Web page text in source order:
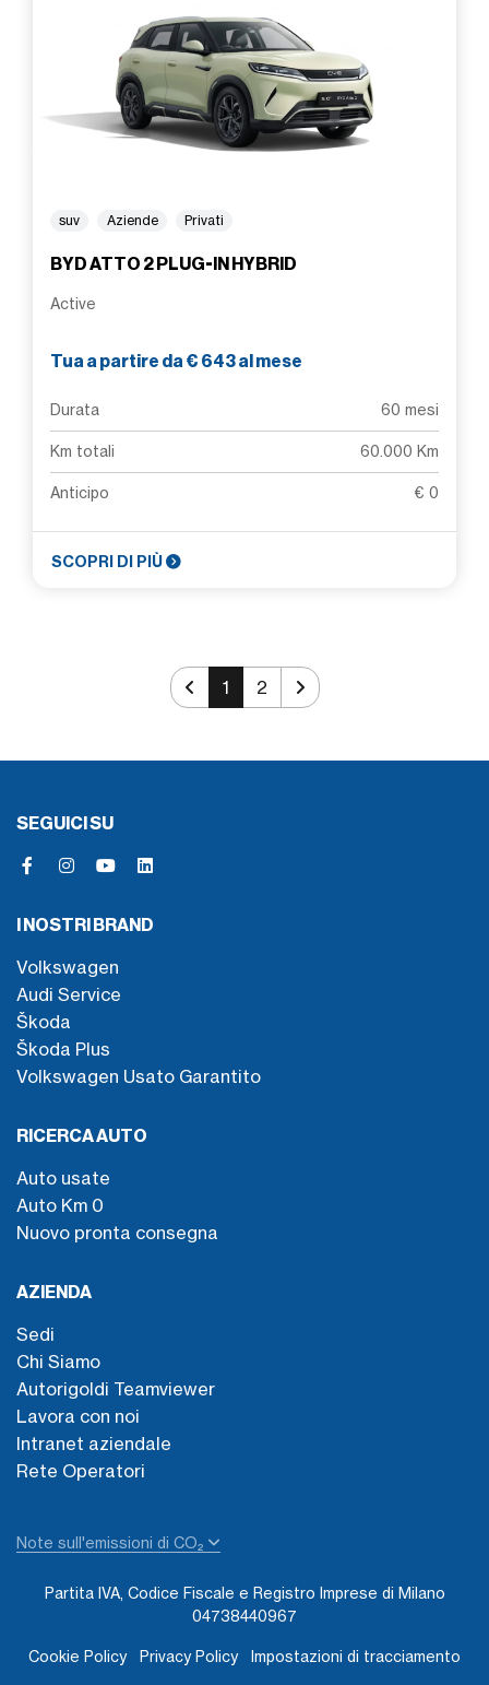
suv Aziende Privati
BYD ATTO 2 PLUG-IN HYBRID
Active
Tua a partire da € 643 al mese
Durata 60 mesi
Km totali 60.000 Km
Anticipo € 0
SCOPRI DI PIÙ
1 2
SEGUICI SU
I NOSTRI BRAND
Volkswagen
Audi Service
Škoda
Škoda Plus
Volkswagen Usato Garantito
RICERCA AUTO
Auto usate
Auto Km 0
Nuovo pronta consegna
AZIENDA
Sedi
Chi Siamo
Autorigoldi Teamviewer
Lavora con noi
Intranet aziendale
Rete Operatori
Note sull'emissioni di CO₂
Partita IVA, Codice Fiscale e Registro Imprese di Milano
04738440967
Cookie Policy Privacy Policy Impostazioni di tracciamento